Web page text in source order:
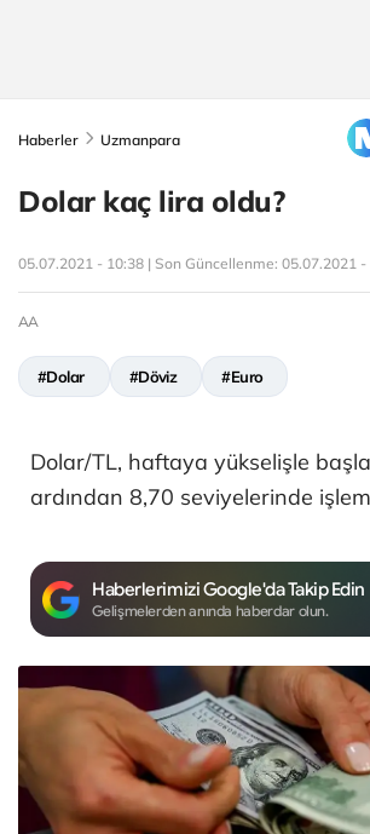
Haberler Uzmanpara
Dolar kaç lira oldu?
05.07.2021 - 10:38 | Son Güncellenme: 05.07.2021 -
AA
#Dolar #Döviz #Euro
Dolar/TL, haftaya yükselişle
ardından 8,70 seviyelerinde
Haberlerimizi Google'da Takip Edin
Gelişmelerden anında haberdar olun.